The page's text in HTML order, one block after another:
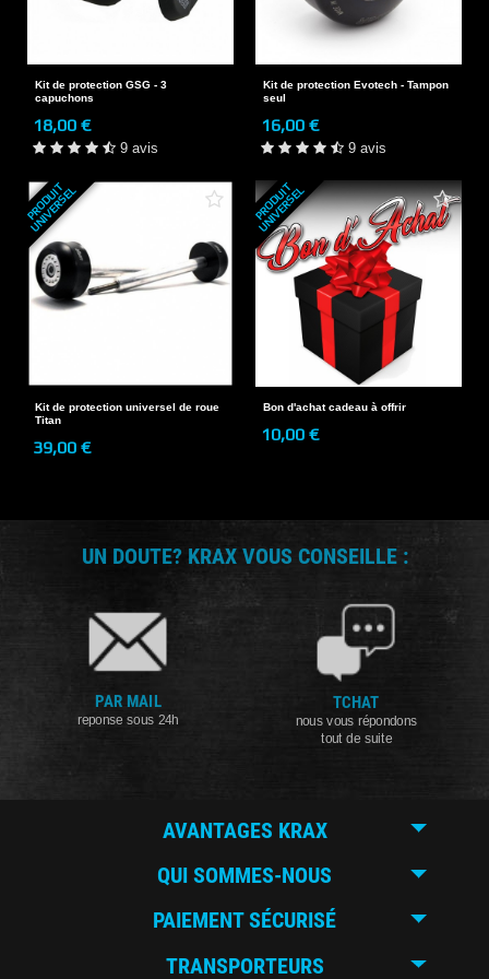
Kit de protection GSG - 3
capuchons
18,00 €
9 avis
Kit de protection Evotech - Tampon
seul
16,00 €
9 avis
P
R
O
D
U
I
T
U
N
I
V
E
R
S
E
L
Kit de protection universel de roue
Titan
39,00 €
P
R
O
D
U
I
T
U
N
I
V
E
R
S
E
L
Bon d'achat cadeau à offrir
10,00 €
UN DOUTE? KRAX VOUS CONSEILLE :
PAR MAIL
reponse sous 24h
TCHAT
nous vous répondons
tout de suite
AVANTAGES KRAX
QUI SOMMES-NOUS
PAIEMENT SÉCURISÉ
TRANSPORTEURS